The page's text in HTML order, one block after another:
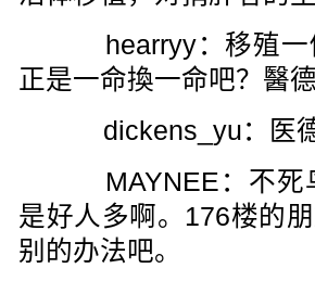
hearryy：移殖一
正是一命換一命吧？醫
dickens_yu：医德
MAYNEE：不死
是好人多啊。176楼的
别的办法吧。